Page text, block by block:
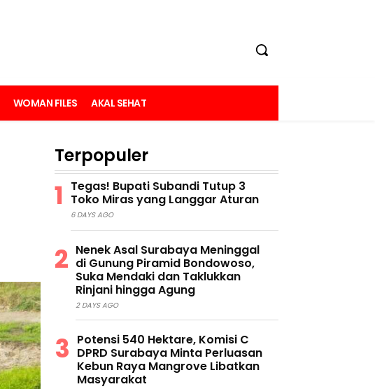
WOMAN FILES AKAL SEHAT
Terpopuler
Tegas! Bupati Subandi Tutup 3
Toko Miras yang Langgar Aturan
6 DAYS AGO
Nenek Asal Surabaya Meninggal
di Gunung Piramid Bondowoso,
Suka Mendaki dan Taklukkan
Rinjani hingga Agung
2 DAYS AGO
Potensi 540 Hektare, Komisi C
DPRD Surabaya Minta Perluasan
Kebun Raya Mangrove Libatkan
Masyarakat